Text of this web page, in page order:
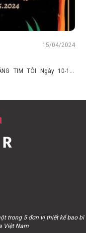
15/04/2024
TIM TÔI Ngày 10-11-
trong 5 đơn vị thiết kế bao bì
Việt Nam